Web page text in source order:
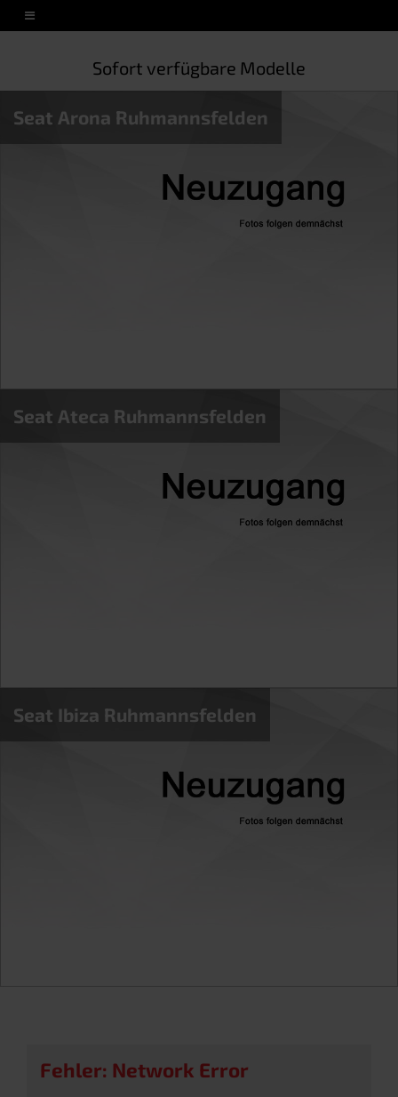
Sofort verfügbare Modelle
Seat Arona Ruhmannsfelden
Seat Ateca Ruhmannsfelden
Seat Ibiza Ruhmannsfelden
Fehler: Network Error